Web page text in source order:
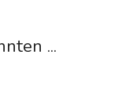
...